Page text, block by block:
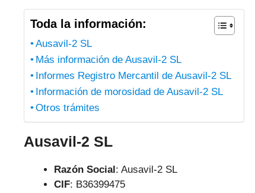
Toda la información:
Ausavil-2 SL
Más información de Ausavil-2 SL
Informes Registro Mercantil de Ausavil-2 SL
Información de morosidad de Ausavil-2 SL
Otros trámites
Ausavil-2 SL
Razón Social: Ausavil-2 SL
CIF: B36399475